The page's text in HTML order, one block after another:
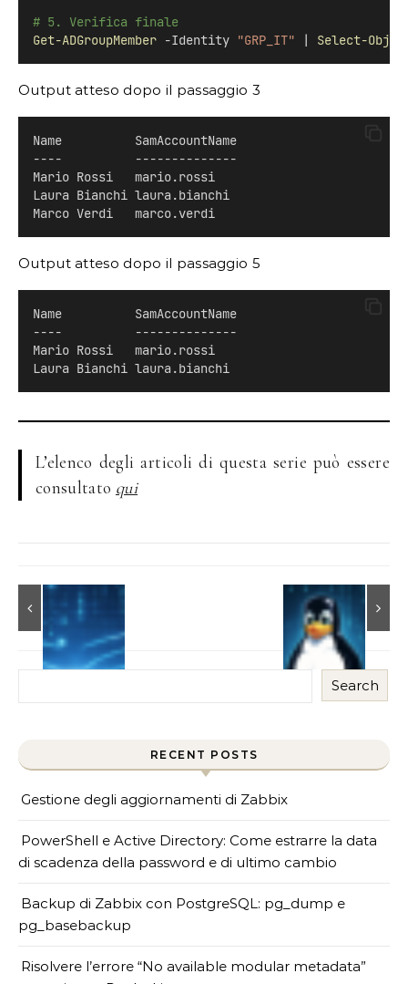
# 5. Verifica finale
Get-ADGroupMember -Identity "GRP_IT" | Select-
Output atteso dopo il passaggio 3
Name          SamAccountName
----          --------------
Mario Rossi   mario.rossi
Laura Bianchi laura.bianchi
Marco Verdi   marco.verdi
Output atteso dopo il passaggio 5
Name          SamAccountName
----          --------------
Mario Rossi   mario.rossi
Laura Bianchi laura.bianchi
L’elenco degli articoli di questa serie può essere
consultato qui
Search
RECENT POSTS
Gestione degli aggiornamenti di Zabbix
PowerShell e Active Directory: Come estrarre la data
di scadenza della password e di ultimo cambio
Backup di Zabbix con PostgreSQL: pg_dump e
pg_basebackup
Risolvere l’errore “No available modular metadata”